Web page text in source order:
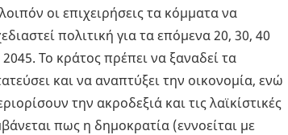
οι επιχειρήσεις τα κόμματα να
πολιτική για τα επόμενα 20, 30, 40
Το κράτος πρέπει να ξαναδεί τα
και να αναπτύξει την οικονομία, ενώ
την ακροδεξιά και τις λαϊκίστικές
πως η δημοκρατία (εννοείται με